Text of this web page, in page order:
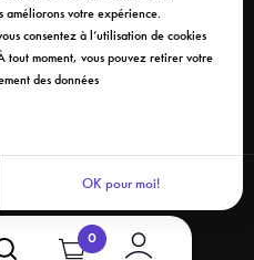
que les informations saisies soient
et de la relation commerciale qui
la politique de confidentialité
droits réservés
0
améliorons votre expérience.
consentez à l’utilisation de cookies
tout moment, vous pouvez retirer votre
des données
OK pour moi!